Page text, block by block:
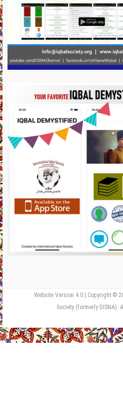
Website Version 4.0 | Copyright ©
Society (formerly DISNA).